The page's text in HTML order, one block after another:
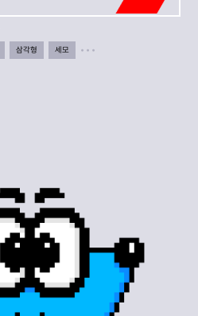
삼각형 세모